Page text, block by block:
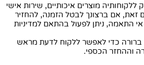
מוצרים איכותיים, שירות אישי
זאת, אם ברצונך לבטל הזמנה, להחזיר
התאמה, ניתן לפעול בהתאם למדיניות
ברורה כדי לאפשר ללקוח לדעת מראש
וההחזר הכספי.